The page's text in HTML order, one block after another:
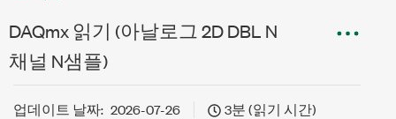
DAQmx 읽기 (아날로그 2D DBL N
채널 N샘플)
업데이트 날짜: 2026-07-26
3분 (읽기 시간)